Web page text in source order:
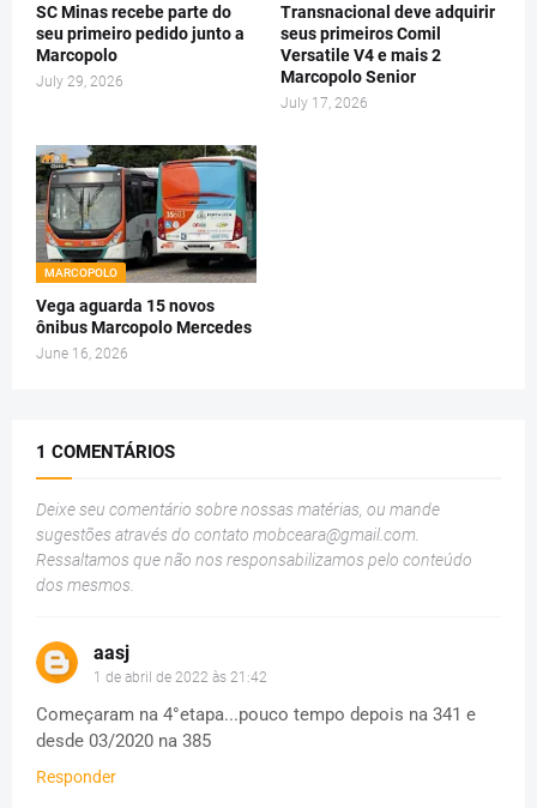
SC Minas recebe parte do
seu primeiro pedido junto a
Marcopolo
July 29, 2026
Transnacional deve adquirir
seus primeiros Comil
Versatile V4 e mais 2
Marcopolo Senior
July 17, 2026
MARCOPOLO
Vega aguarda 15 novos
ônibus Marcopolo Mercedes
June 16, 2026
1 COMENTÁRIOS
Deixe seu comentário sobre nossas matérias, ou mande
sugestões através do contato mobceara@gmail.com
Ressaltamos que não nos responsabilizamos pelo conteúdo
dos mesmos.
aasj
1 de abril de 2022 às 21:42
Começaram na 4°etapa...pouco tempo depois na 341 e
desde 03/2020 na 385
Responder